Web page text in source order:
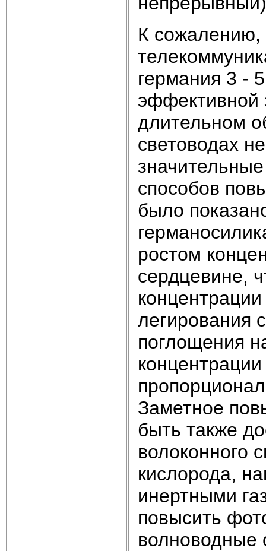
К сожалению,
германия 3 -
эффективной
длительном
световодах
способов
было
ростом
сердцевине,
легирования
поглощения
Заметное
быть также
волоконного
кислорода,
инертными
повысить
волноводные